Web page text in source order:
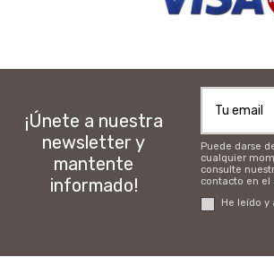
¡Únete a nuestra
newsletter y
mantente
informado!
Puede darse
cualquier
consulte
contacto en el
He leído y